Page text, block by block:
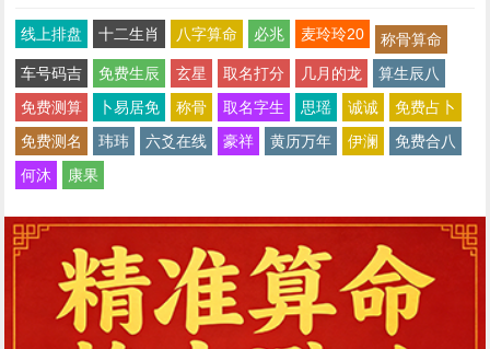
线上排盘 十二生肖 八字算命 必兆 麦玲玲20
称骨算命
车号码吉
免费生辰 玄星 取名打分 几月的龙
算生辰八
免费测算
卜易居免 称骨 取名字生 思瑶 诚诚
免费占卜
免费测名
玮玮 六爻在线 豪祥 黄历万年 伊澜
免费合八
何沐
康果